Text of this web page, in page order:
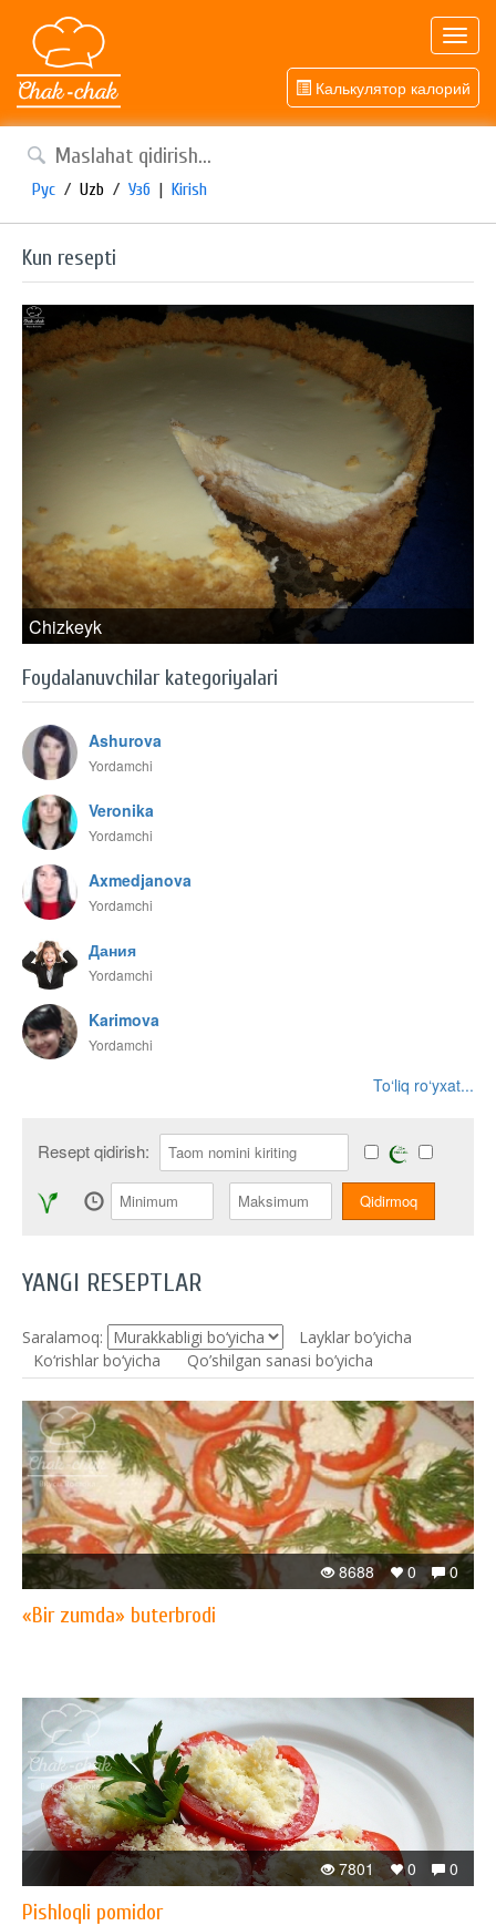
Калькулятор калорий
Рус / Uzb / Узб | Kirish
Kun resepti
Chizkeyk
Foydalanuvchilar kategoriyalari
Ashurova
Yordamchi
Veronika
Yordamchi
Axmedjanova
Yordamchi
Дания
Yordamchi
Karimova
Yordamchi
To‘liq ro‘yxat...
Resept qidirish:
YANGI RESEPTLAR
Saralamoq:
Layklar bo’yicha
Ko‘rishlar bo‘yicha
Qo’shilgan sanasi bo’yicha
0
0
8688
«Bir zumda» buterbrodi
0
0
7801
Pishloqli pomidor